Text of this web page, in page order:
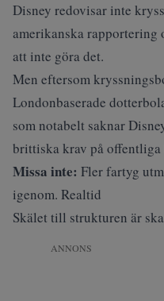
Disney redovisar inte
amerikanska rapportering
att inte göra det.
Men eftersom
Londonbaserade
som notabelt saknar
brittiska krav på
Missa inte: Fler fartyg
igenom. Realtid
Skälet till strukturen är
ANNONS